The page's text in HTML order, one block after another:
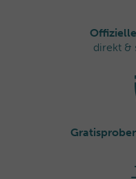
direkt &